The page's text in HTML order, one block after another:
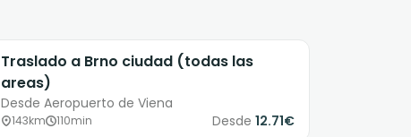
Traslado a Brno ciudad (todas las
areas)
Desde Aeropuerto de Viena
143km 110min Desde 12.71€